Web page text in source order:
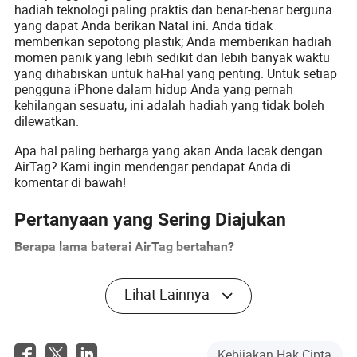
hadiah teknologi paling praktis dan benar-benar berguna
yang dapat Anda berikan Natal ini. Anda tidak
memberikan sepotong plastik; Anda memberikan hadiah
momen panik yang lebih sedikit dan lebih banyak waktu
yang dihabiskan untuk hal-hal yang penting. Untuk setiap
pengguna iPhone dalam hidup Anda yang pernah
kehilangan sesuatu, ini adalah hadiah yang tidak boleh
dilewatkan.
Apa hal paling berharga yang akan Anda lacak dengan
AirTag? Kami ingin mendengar pendapat Anda di
komentar di bawah!
Pertanyaan yang Sering Diajukan
Berapa lama baterai AirTag bertahan?
Baterainya adalah baterai koin CR2032 standar yang
dapat diganti pengguna yang bertahan sekitar satu tahun
dengan penggunaan normal. iPhone Anda akan memberi
Apakah AirTag bekerja dengan ponsel Android?
Lihat Lainnya